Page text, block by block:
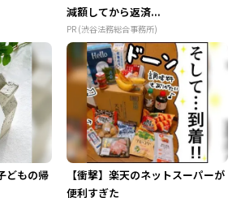
減額してから返済...
PR (渋谷法務総合事務所)
どもの帰
【衝撃】楽天のネットスーパーが
便利すぎた